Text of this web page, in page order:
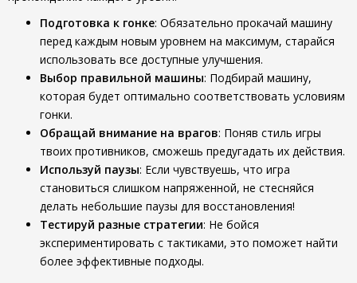
Подготовка к гонке: Обязательно прокачай машину
перед каждым новым уровнем на максимум, старайся
использовать все доступные улучшения.
Выбор правильной машины: Подбирай машину,
которая будет оптимально соответствовать условиям
гонки.
Обращай внимание на врагов: Поняв стиль игры
твоих противников, сможешь предугадать их действия.
Используй паузы: Если чувствуешь, что игра
становиться слишком напряженной, не стесняйся
делать небольшие паузы для восстановления!
Тестируй разные стратегии: Не бойся
экспериментировать с тактиками, это поможет найти
более эффективные подходы.